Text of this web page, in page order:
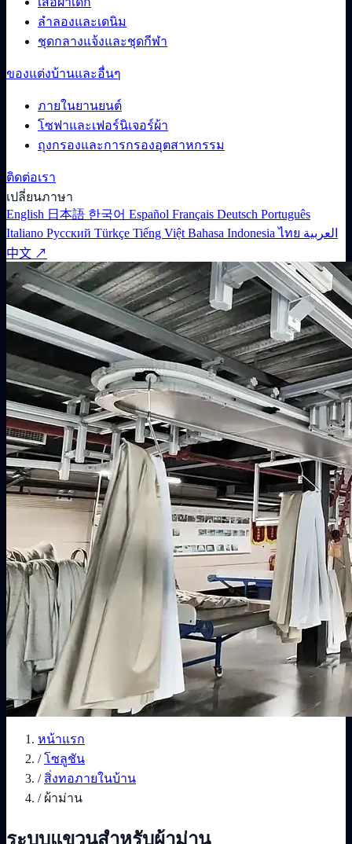
ลำลองและเดนิม
ชุดกลางแจ้งและชุดกีฬา
ของแต่งบ้านและอื่นๆ
ภายในยานยนต์
โซฟาและเฟอร์นิเจอร์ผ้า
ถุงกรองและการกรองอุตสาหกรรม
ติดต่อเรา
เปลี่ยนภาษา
English 日本語 한국어 Español Français Deutsch Português
Italiano Русский Türkçe Tiếng Việt Bahasa Indonesiaไทย العربية
中文 ↗
หน้าแรก
/ โซลูชัน
/ สิ่งทอภายในบ้าน
/ ผ้าม่าน
ระบบแขวนสำหรับผ้าม่าน